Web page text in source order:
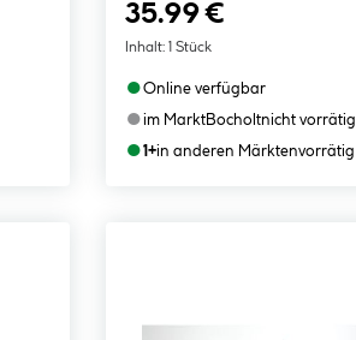
35.99 €
Inhalt: 1 Stück
●Online verfügbar
●im MarktBocholtnicht vorrätig
●1+in anderen Märktenvorrätig